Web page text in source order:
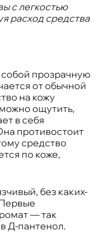
с легкостью
расход средства
прозрачную
от обычной
на кожу
ощутить,
в себя
противостоит
средство
по коже,
без каких-
— так
Д-пантенол.